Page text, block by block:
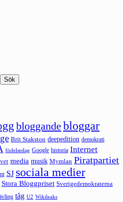
bloggande bloggar
Brit Stakston deepedition demokrati
födelsedag Google historia Internet
media musik Mymlan Piratpartiet
SJ sociala medier
Stora Bloggpriset Sverigedemokraterna
tåg U2 Wikileaks